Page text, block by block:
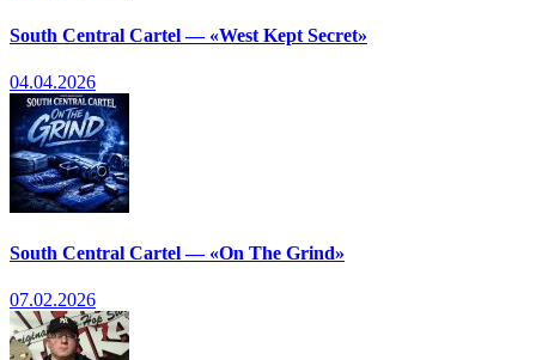
South Central Cartel — «West Kept Secret»
04.04.2026
South Central Cartel — «On The Grind»
07.02.2026